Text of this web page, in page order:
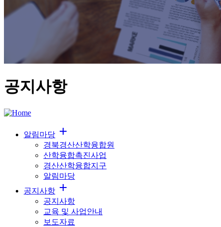
공지사항
알림마당 add
경북경산산학융합원
산학융합촉진사업
경산산학융합지구
알림마당
공지사항 add
공지사항
교육 및 사업안내
보도자료